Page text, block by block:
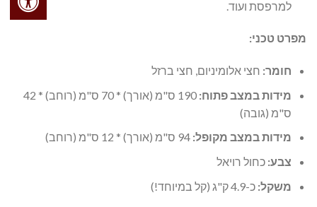
למרפסת ועוד.
מפרט טכני:
חומר: חצי אלומיניום, חצי ברזל
מידות במצב פתוח:
190 ס"מ (אורך) * 70 ס"מ (רוחב) * 42
ס"מ (גובה)
מידות במצב מקופל:
צבע: כחול רויאל
משקל: כ-4.9 ק"ג (קל במיוחד!)